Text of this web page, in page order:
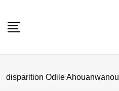
disparition Odile Ahouanwanou